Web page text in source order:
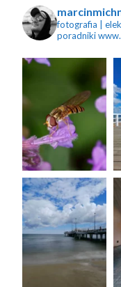
fotografia |
poradnikiwww.